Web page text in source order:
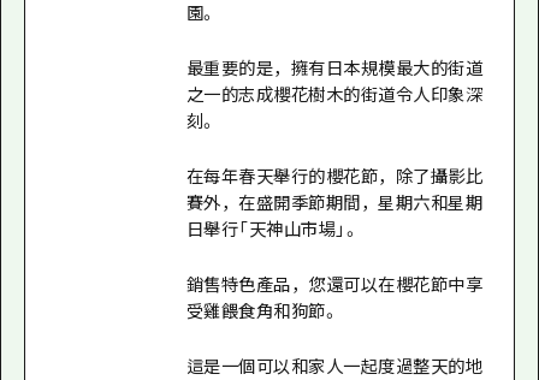
園。
最重要的是，擁有日本規模最大的街道
之一的志成櫻花樹木的街道令人印象深
刻。
在每年春天舉行的櫻花節，除了攝影比
賽外，在盛開季節期間，星期六和星期
日舉行「天神山市場」。
銷售特色產品，您還可以在櫻花節中享
受雞餵食角和狗節。
這是一個可以和家人一起度過整天的地